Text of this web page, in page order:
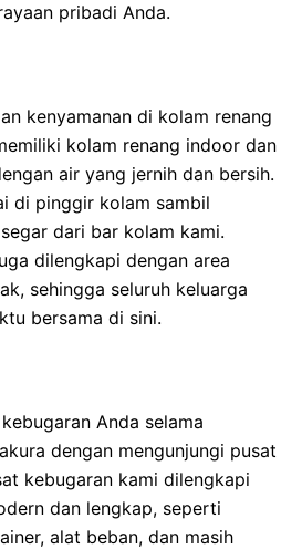
pribadi Anda.
kenyamanan di kolam renang
kolam renang indoor dan
air yang jernih dan bersih.
di pinggir kolam sambil
dari bar kolam kami.
dilengkapi dengan area
sehingga seluruh keluarga
bersama di sini.
Anda selama
dengan mengunjungi pusat
kebugaran kami dilengkapi
dan lengkap, seperti
alat beban, dan masih